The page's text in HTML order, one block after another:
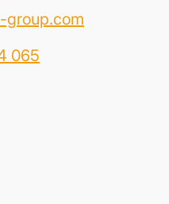
group.com
065